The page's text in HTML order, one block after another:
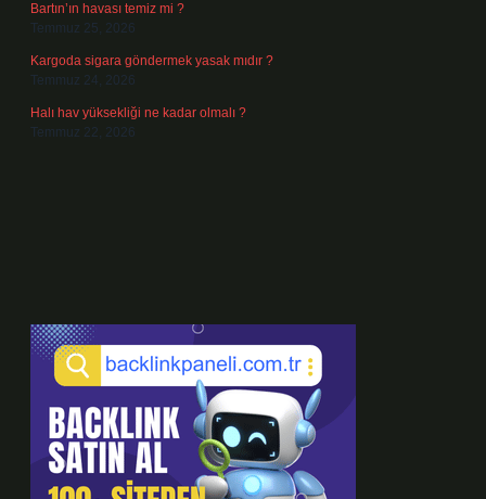
Bartın’ın havası temiz mi ?
Temmuz 25, 2026
Kargoda sigara göndermek yasak mıdır ?
Temmuz 24, 2026
Halı hav yüksekliği ne kadar olmalı ?
Temmuz 22, 2026